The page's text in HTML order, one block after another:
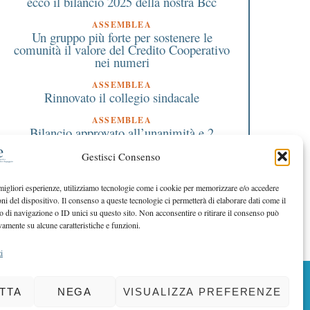
Gestisci Consenso
esperienze, utilizziamo tecnologie come i cookie per memorizzare e/o accedere
del dispositivo. Il consenso a queste tecnologie ci permetterà di elaborare dati come il
di navigazione o ID unici su questo sito. Non acconsentire o ritirare il consenso può
su alcune caratteristiche e funzioni.
NEGA VISUALIZZA PREFERENZE
ASSEMBLEA
Un gruppo più forte per sostenere le
comunità il valore del Credito Cooperativo
nei numeri
ASSEMBLEA
Rinnovato il collegio sindacale
ASSEMBLEA
Bilancio approvato all’unanimità e 2
EDITORIALE PRESIDENTE
Costruire futuro insieme
BACK TO TOP